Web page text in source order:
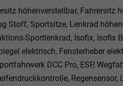
höhenverstellbar, Fahrersitz
Stoff, Sportsitze, Lenkrad
Sportlenkrad, Isofix, Isofix
elektrisch, Fensterheber
DCC Pro, ESP,